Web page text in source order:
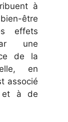
à
être
effets
une
de la
en
associé
et à de